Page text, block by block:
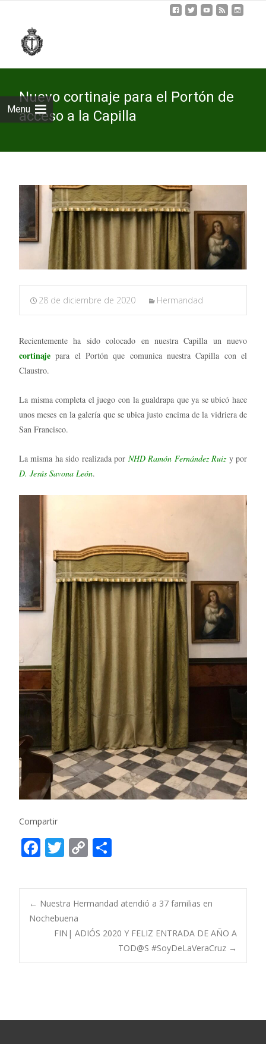
Menu
Nuevo cortinaje para el Portón de
acceso a la Capilla
28 de diciembre de 2020 Hermandad
Recientemente ha sido colocado en nuestra Capilla un nuevo
cortinaje para el Portón que comunica nuestra Capilla con el
Claustro.
La misma completa el juego con la gualdrapa que ya se ubicó hace
unos meses en la galería que se ubica justo encima de la vidriera de
San Francisco.
La misma ha sido realizada por NHD Ramón Fernández Ruizy por
D. Jesús Savona León.
Compartir
F
e
b
o
k
T
itt
er
C
p
y
Li
n
k
m
p
ar
ti
r
Post
navigation
← Nuestra Hermandad atendió a 37 familias en
Nochebuena
FIN| ADIÓS 2020 Y FELIZ ENTRADA DE AÑO A
TOD@S #SoyDeLaVeraCruz →